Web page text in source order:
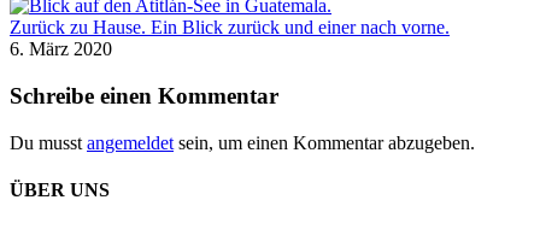
Zurück zu Hause. Ein Blick zurück und einer nach vorne.
6. März 2020
Schreibe einen Kommentar
Du musst angemeldet sein, um einen Kommentar abzugeben.
ÜBER UNS